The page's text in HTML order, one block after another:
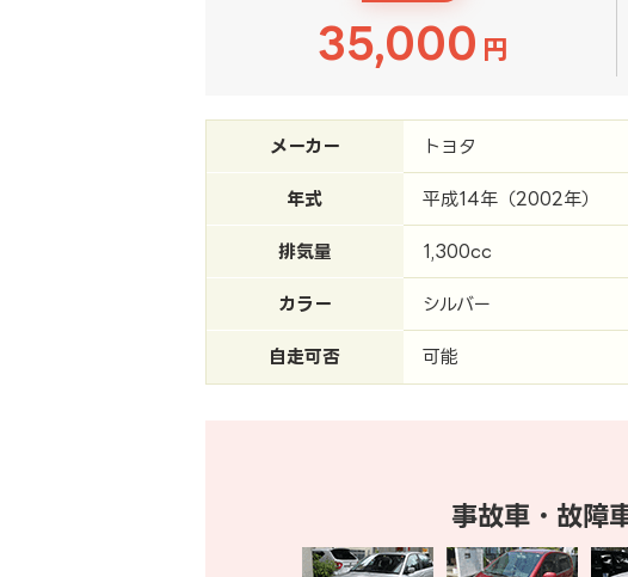
35,000 円
メーカー トヨタ
年式 平成14年（2002年）
排気量 1,300cc
カラー シルバー
自走可否 可能
事故車・故障